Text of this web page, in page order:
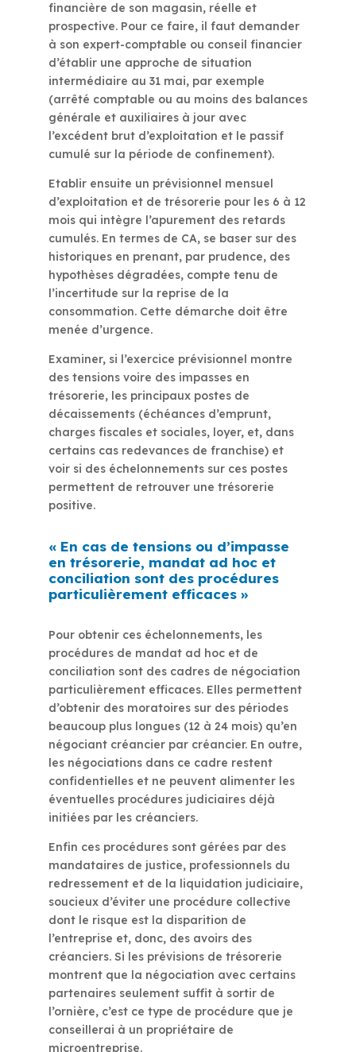
financière de son magasin, réelle et
prospective. Pour ce faire, il faut demander
à son expert-comptable ou conseil financier
d’établir une approche de situation
intermédiaire au 31 mai, par exemple
(arrêté comptable ou au moins des balances
générale et auxiliaires à jour avec
l’excédent brut d’exploitation et le passif
cumulé sur la période de confinement).
Etablir ensuite un prévisionnel mensuel
d’exploitation et de trésorerie pour les 6 à 12
mois qui intègre l’apurement des retards
cumulés. En termes de CA, se baser sur des
historiques en prenant, par prudence, des
hypothèses dégradées, compte tenu de
l’incertitude sur la reprise de la
consommation. Cette démarche doit être
menée d’urgence.
Examiner, si l’exercice prévisionnel montre
des tensions voire des impasses en
trésorerie, les principaux postes de
décaissements (échéances d’emprunt,
charges fiscales et sociales, loyer, et, dans
certains cas redevances de franchise) et
voir si des échelonnements sur ces postes
permettent de retrouver une trésorerie
positive.
« En cas de tensions ou d’impasse
en trésorerie, mandat ad hoc et
conciliation sont des procédures
particulièrement efficaces »
Pour obtenir ces échelonnements, les
procédures de mandat ad hoc et de
conciliation sont des cadres de négociation
particulièrement efficaces. Elles permettent
d’obtenir des moratoires sur des périodes
beaucoup plus longues (12 à 24 mois) qu’en
négociant créancier par créancier. En outre,
les négociations dans ce cadre restent
confidentielles et ne peuvent alimenter les
éventuelles procédures judiciaires déjà
initiées par les créanciers.
Enfin ces procédures sont gérées par des
mandataires de justice, professionnels du
redressement et de la liquidation judiciaire,
soucieux d’éviter une procédure collective
dont le risque est la disparition de
l’entreprise et, donc, des avoirs des
créanciers. Si les prévisions de trésorerie
montrent que la négociation avec certains
partenaires seulement suffit à sortir de
l’ornière, c’est ce type de procédure que je
conseillerai à un propriétaire de
microentreprise.